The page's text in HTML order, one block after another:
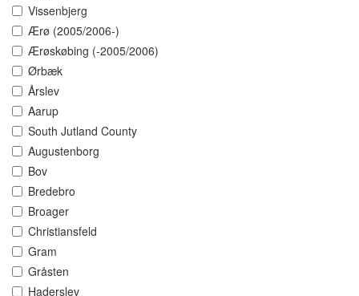
Vissenbjerg
Ærø (2005/2006-)
Ærøskøbing (-2005/2006)
Ørbæk
Årslev
Aarup
South Jutland County
Augustenborg
Bov
Bredebro
Broager
Christiansfeld
Gram
Gråsten
Haderslev